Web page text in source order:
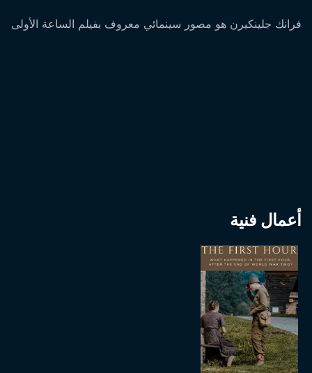
فرانك جلينكيرن هو مصور سينمائي معروف بفيلم الساعة الأولى
أعمال فنية